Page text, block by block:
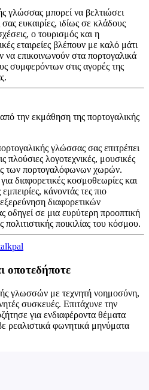
γλώσσας μπορεί να βελτιώσει
ευκαιρίες, ιδίως σε κλάδους
ο τουρισμός και η
εταιρείες βλέπουν με καλό μάτι
επικοινωνούν στα πορτογαλικά
συμφερόντων στις αγορές της
την εκμάθηση της πορτογαλικής
γλώσσας σας επιτρέπει
πλούσιες λογοτεχνικές, μουσικές
των πορτογαλόφωνων χωρών.
διαφορετικές κοσμοθεωρίες και
εμπειρίες, κάνοντάς τες πιο
διαφορετικών
σε μια ευρύτερη προοπτική
ποικιλίας του κόσμου.
οποτεδήποτε
γλωσσών με τεχνητή νοημοσύνη,
συσκευές. Επιτάχυνε την
για ενδιαφέροντα θέματα
ρεαλιστικά φωνητικά μηνύματα